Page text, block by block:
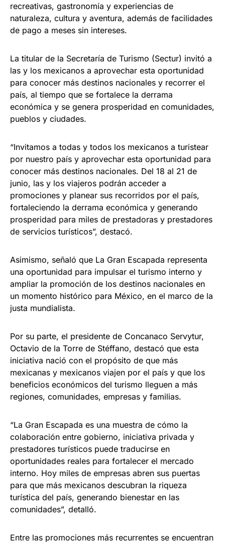
recreativas, gastronomía y experiencias de
naturaleza, cultura y aventura, además de facilidades
de pago a meses sin intereses.
La titular de la Secretaría de Turismo (Sectur) invitó a
las y los mexicanos a aprovechar esta oportunidad
para conocer más destinos nacionales y recorrer el
país, al tiempo que se fortalece la derrama
económica y se genera prosperidad en comunidades,
pueblos y ciudades.
“Invitamos a todas y todos los mexicanos a turistear
por nuestro país y aprovechar esta oportunidad para
conocer más destinos nacionales. Del 18 al 21 de
junio, las y los viajeros podrán acceder a
promociones y planear sus recorridos por el país,
fortaleciendo la derrama económica y generando
prosperidad para miles de prestadoras y prestadores
de servicios turísticos”, destacó.
Asimismo, señaló que La Gran Escapada representa
una oportunidad para impulsar el turismo interno y
ampliar la promoción de los destinos nacionales en
un momento histórico para México, en el marco de la
justa mundialista.
Por su parte, el presidente de Concanaco Servytur,
Octavio de la Torre de Stéffano, destacó que esta
iniciativa nació con el propósito de que más
mexicanas y mexicanos viajen por el país y que los
beneficios económicos del turismo lleguen a más
regiones, comunidades, empresas y familias.
“La Gran Escapada es una muestra de cómo la
colaboración entre gobierno, iniciativa privada y
prestadores turísticos puede traducirse en
oportunidades reales para fortalecer el mercado
interno. Hoy miles de empresas abren sus puertas
para que más mexicanos descubran la riqueza
turística del país, generando bienestar en las
comunidades”, detalló.
Entre las promociones más recurrentes se encuentran